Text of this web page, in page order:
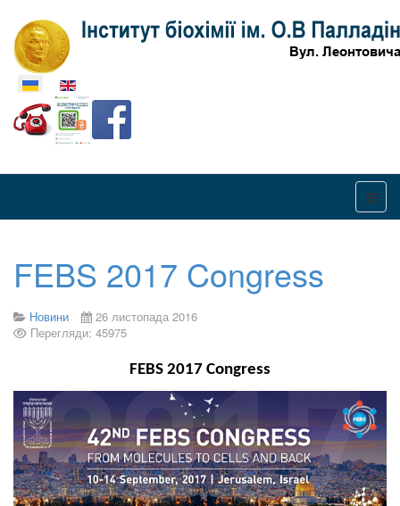
Оберіть свою мову
FEBS 2017 Congress
Новини
26 листопада 2016
Перегляди: 45975
FEBS 2017 Congress